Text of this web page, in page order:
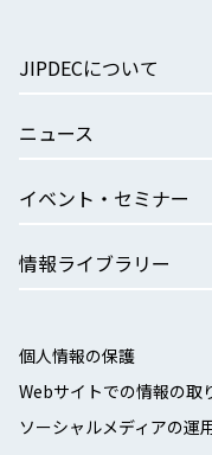
JIPDECについて
ニュース
イベント・セミナー
情報ライブラリー
個人情報の保護
Webサイトでの情報の取
ソーシャルメディアの運